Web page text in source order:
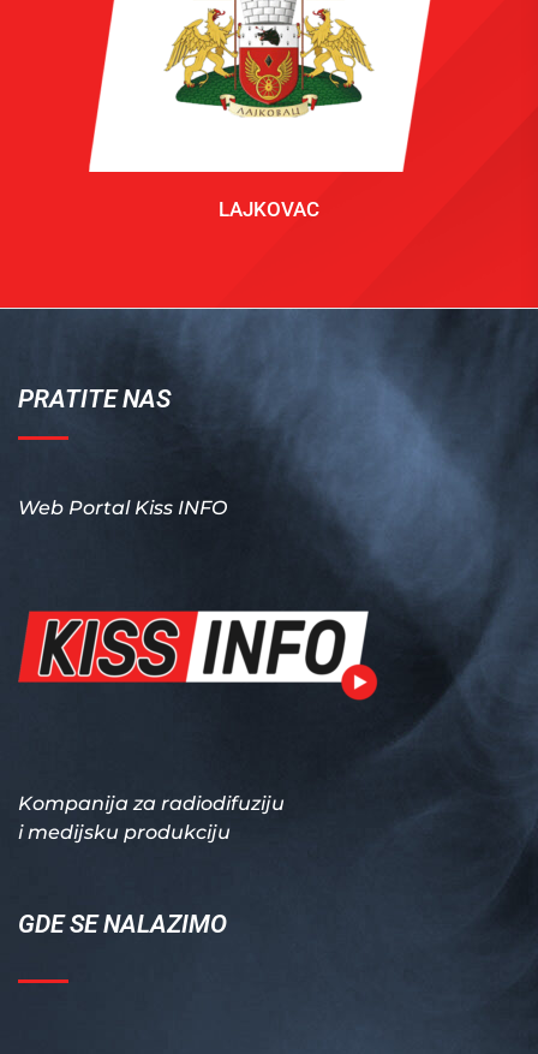
LAJKOVAC
PRATITE NAS
Web Portal Kiss INFO
Kompanija za radiodifuziju
i medijsku produkciju
GDE SE NALAZIMO